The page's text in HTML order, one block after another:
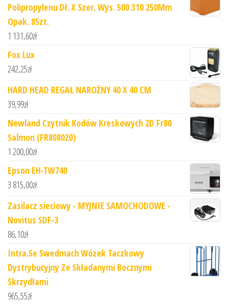
Polipropylenu Dł. X Szer. Wys. 500 310 250Mm
Opak. 8Szt.
1 131,60zł
Fox Lux
242,25zł
HARD HEAD REGAŁ NAROŻNY 40 X 40 CM
39,99zł
Newland Czytnik Kodów Kreskowych 2D Fr80
Salmon (FR808020)
1 200,00zł
Epson EH-TW740
3 815,00zł
Zasilacz sieciowy - MYJNIE SAMOCHODOWE -
Novitus SDF-3
86,10zł
Intra.Se Swedmach Wózek Taczkowy
Dystrybucyjny Ze Składanymi Bocznymi
Skrzydłami
965,55zł